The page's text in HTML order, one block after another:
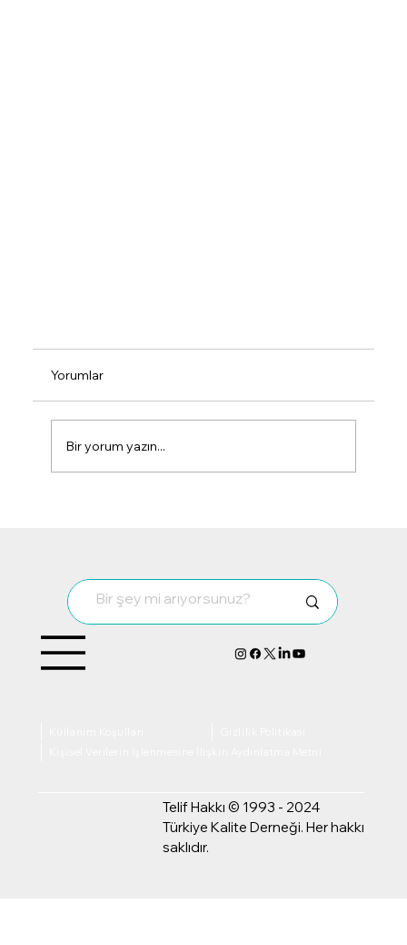
Yorumlar
Bir yorum yazın...
Telif Hakkı © 1993 - 2024
Türkiye Kalite Derneği. Her hakkı
saklıdır.